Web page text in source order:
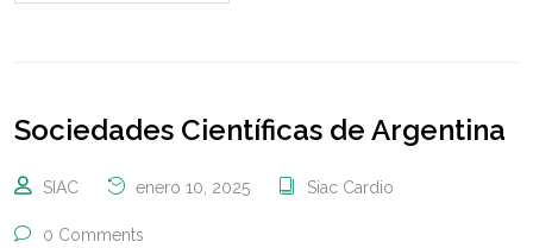
Sociedades Científicas de Argentina
SIAC enero 10, 2025 Siac Cardio
0 Comments